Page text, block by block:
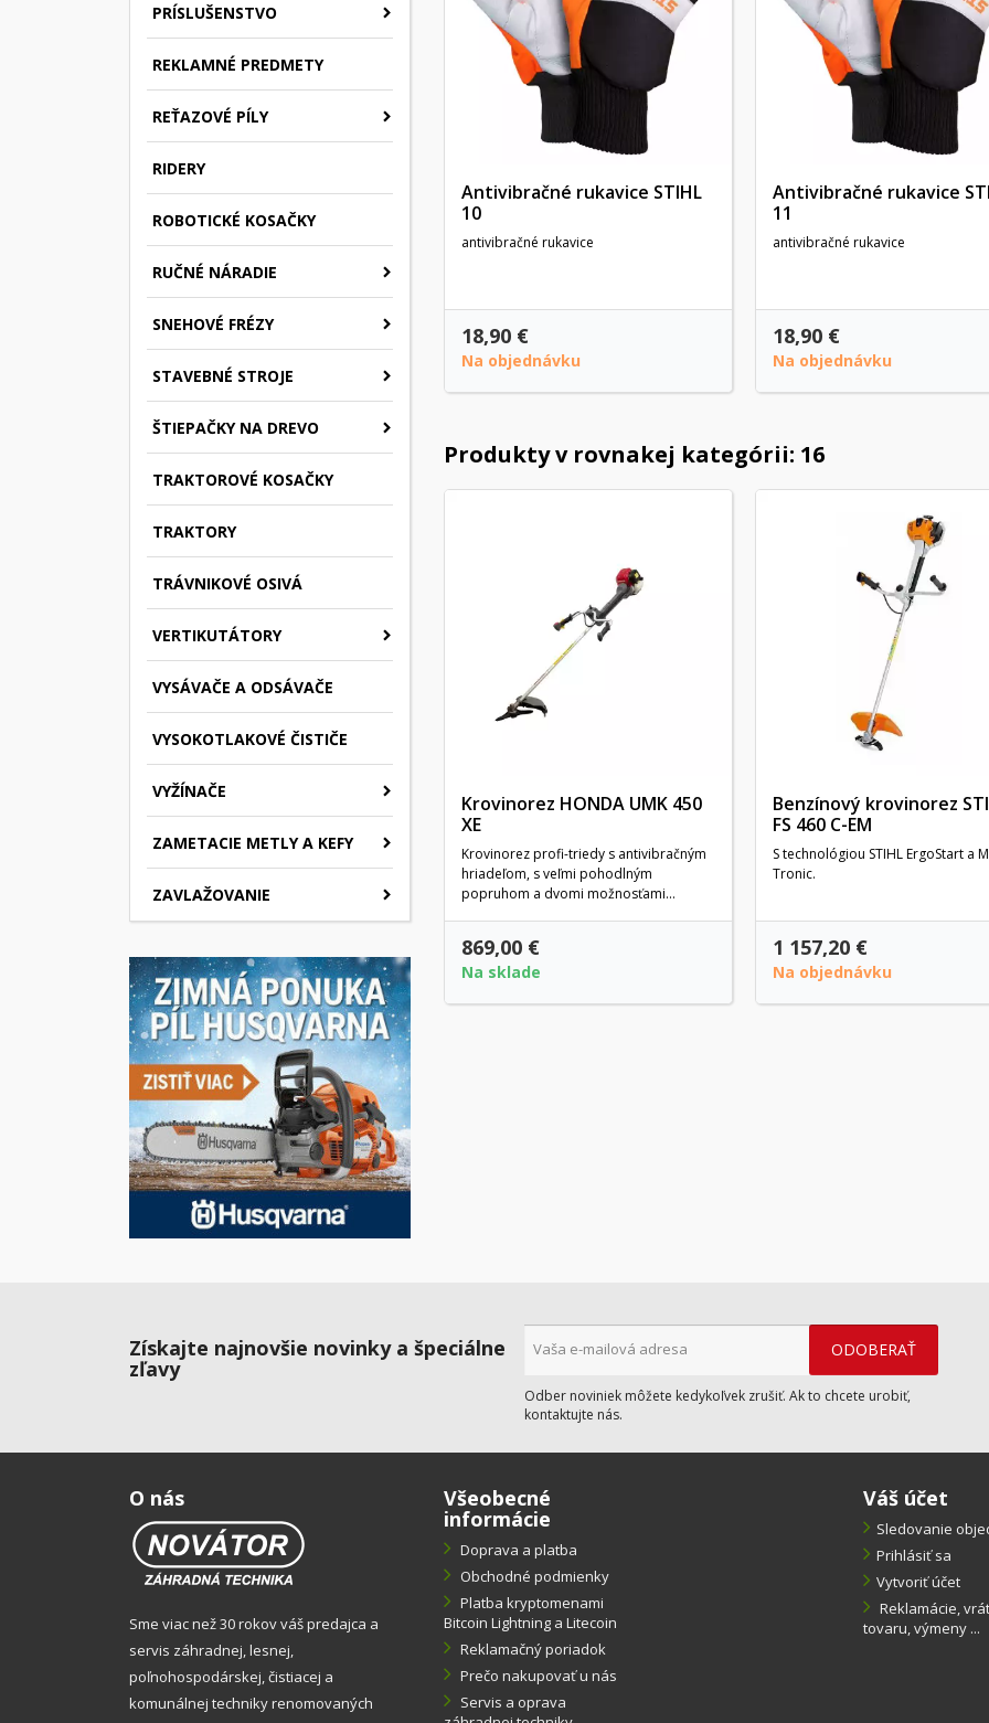
PRÍSLUŠENSTVO
REKLAMNÉ PREDMETY
REŤAZOVÉ PÍLY
RIDERY
ROBOTICKÉ KOSAČKY
RUČNÉ NÁRADIE
SNEHOVÉ FRÉZY
STAVEBNÉ STROJE
ŠTIEPAČKY NA DREVO
TRAKTOROVÉ KOSAČKY
TRAKTORY
TRÁVNIKOVÉ OSIVÁ
VERTIKUTÁTORY
VYSÁVAČE A ODSÁVAČE
VYSOKOTLAKOVÉ ČISTIČE
VYŽÍNAČE
ZAMETACIE METLY A KEFY
ZAVLAŽOVANIE
Antivibračné rukavice STIHL
10
antivibračné rukavice
18,90 €
Na objednávku
Antivibračné rukavice
11
antivibračné rukavice
18,90 €
Na objednávku
Produkty v rovnakej kategórii: 16
Krovinorez HONDA UMK 450
XE
Krovinorez profi-triedy s antivibračným
hriadeľom, s veľmi pohodlným
popruhom a dvomi možnosťami...
869,00 €
Na sklade
Benzínový krovinorez
FS 460 C-EM
S technológiou STIHL ErgoStart a
Tronic.
1 157,20 €
Na objednávku
Získajte najnovšie novinky a špeciálne
zľavy
Odber noviniek môžete kedykoľvek zrušiť. Ak to chcete urobiť,
kontaktujte nás.
O nás
Sme viac než 30 rokov váš predajca a
servis záhradnej, lesnej,
poľnohospodárskej, čistiacej a
komunálnej techniky renomovaných
Všeobecné
informácie
Doprava a platba
Obchodné podmienky
Platba kryptomenami
Bitcoin Lightning a Litecoin
Reklamačný poriadok
Prečo nakupovať u nás
Servis a oprava
Váš účet
Sledovanie
Prihlásiť sa
Vytvoriť účet
Reklamácie,
tovaru, výmeny ...